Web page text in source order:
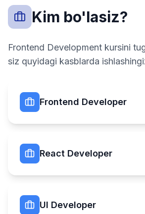
Kim bo'lasiz?
Frontend Development kursini
siz quyidagi kasblarda
Frontend Developer
React Developer
UI Developer